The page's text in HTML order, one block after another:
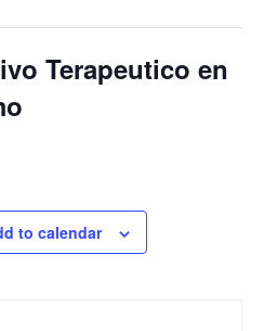
Terapeutico en
to calendar